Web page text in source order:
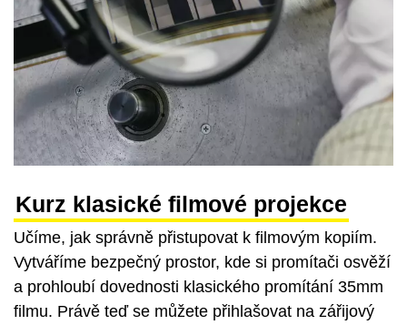
Kurz klasické filmové projekce
Učíme, jak správně přistupovat k filmovým kopiím.
Vytváříme bezpečný prostor, kde si promítači osvěží
a prohloubí dovednosti klasického promítání 35mm
filmu. Právě teď se můžete přihlašovat na zářijový